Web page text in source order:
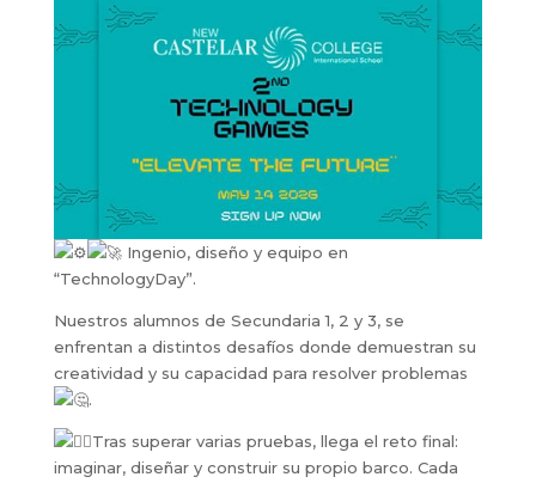
Ingenio, diseño y equipo en
“TechnologyDay”.
Nuestros alumnos de Secundaria 1, 2 y 3, se
enfrentan a distintos desafíos donde demuestran su
creatividad y su capacidad para resolver problemas
.
Tras superar varias pruebas, llega el reto final:
imaginar, diseñar y construir su propio barco. Cada